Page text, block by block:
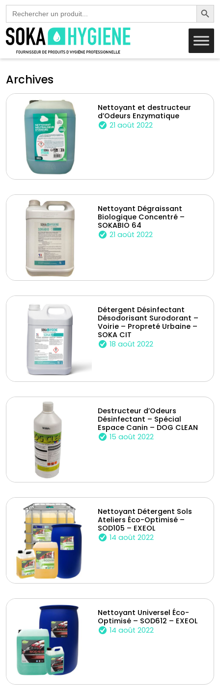
Search
for:
Search
Archives
Nettoyant et destructeur
d’Odeurs Enzymatique
21 août 2022
Nettoyant Dégraissant
Biologique Concentré –
SOKABIO 64
21 août 2022
Détergent Désinfectant
Désodorisant Surodorant –
Voirie – Propreté Urbaine –
SOKA CIT
18 août 2022
Destructeur d’Odeurs
Désinfectant – Spécial
Espace Canin – DOG CLEAN
15 août 2022
Nettoyant Détergent Sols
Ateliers Éco-Optimisé –
SOD105 – EXEOL
14 août 2022
Nettoyant Universel Éco-
Optimisé – SOD612 – EXEOL
14 août 2022